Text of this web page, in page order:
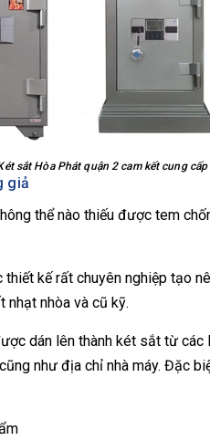
sắt Hòa Phát quận 2 cam kết cung
giả
thể nào thiếu được tem
kế rất chuyên nghiệp tạo
nhạt nhòa và cũ kỹ.
dán lên thành két sắt từ
như địa chỉ nhà máy. Đặc